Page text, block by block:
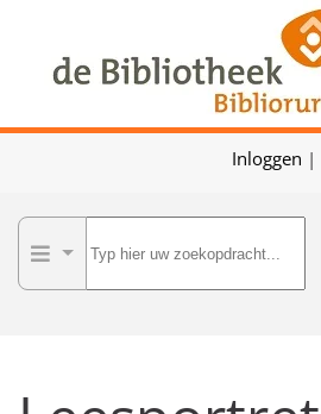
Skip to main content
Inloggen |